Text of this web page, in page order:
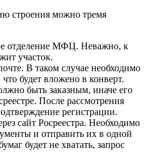
строения можно тремя
отделение МФЦ. Неважно, к
участок.
В таком случае необходимо
что будет вложено в конверт.
быть заказным, иначе его
После рассмотрения
регистрации.
сайт Росреестра. Необходимо
и отправить их в одной
будет не хватать, запрос